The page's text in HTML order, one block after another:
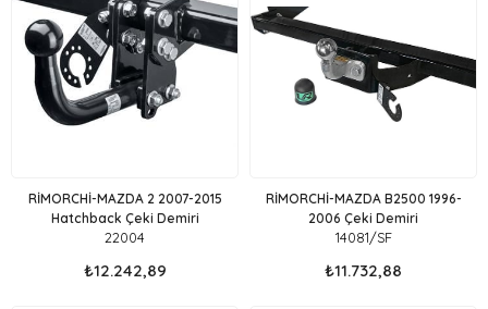
RİMORCHİ-MAZDA 2 2007-2015
Hatchback Çeki Demiri
22004
₺12.242,89
Ürün
RİMORCHİ-MAZDA B2500 1996-
2006 Çeki Demiri
14081/SF
₺11.732,88
Ürün